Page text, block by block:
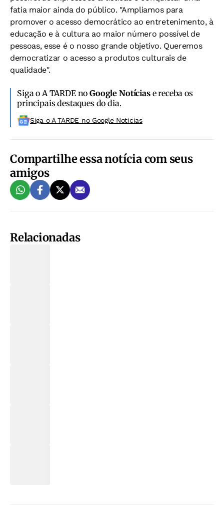
fatia maior ainda do público. "Ampliamos para
promover o acesso democrático ao entretenimento, à
educação e à cultura ao maior número possível de
pessoas, esse é o nosso grande objetivo. Queremos
democratizar o acesso a produtos culturais de
qualidade".
Siga o A TARDE noGoogle Notíciase receba os
principais destaques do dia.
Siga o A TARDE no Google Noticias
Compartilhe essa notícia com seus
amigos
Relacionadas